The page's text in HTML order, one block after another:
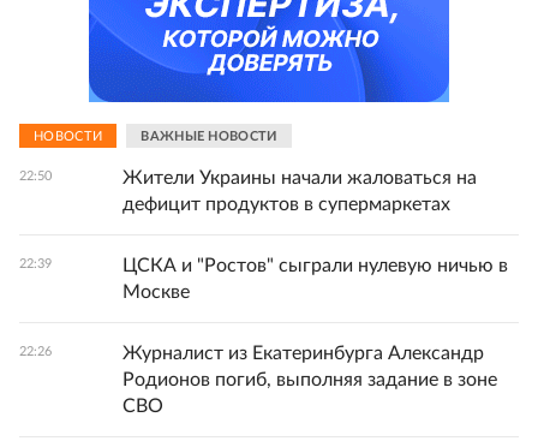
НОВОСТИ ВАЖНЫЕ НОВОСТИ
22:50
Жители Украины начали жаловаться на
дефицит продуктов в супермаркетах
22:39
ЦСКА и "Ростов" сыграли нулевую ничью в
Москве
22:26
Журналист из Екатеринбурга Александр
Родионов погиб, выполняя задание в зоне
СВО